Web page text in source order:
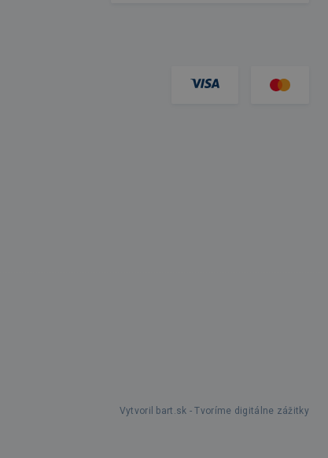
Vytvoril bart.sk - Tvoríme digitálne zážitky